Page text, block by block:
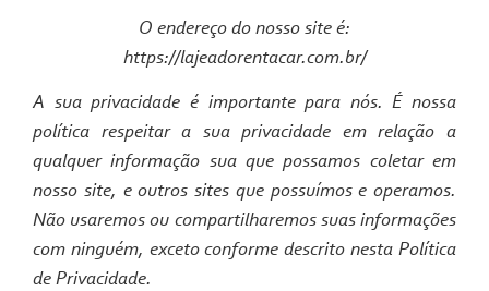
O endereço do nosso site é:
https://lajeadorentacar.com.br/
A sua privacidade é importante para nós. É nossa
política respeitar a sua privacidade em relação a
qualquer informação sua que possamos coletar em
nosso site, e outros sites que possuímos e operamos.
Não usaremos ou compartilharemos suas informações
com ninguém, exceto conforme descrito nesta Política
de Privacidade.